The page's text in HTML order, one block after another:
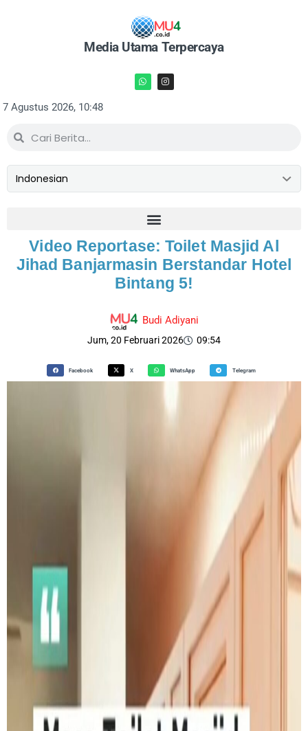
Media Utama Terpercaya
7 Agustus 2026, 10:48
Video Reportase: Toilet Masjid Al
Jihad Banjarmasin Berstandar Hotel
Bintang 5!
Budi Adiyani
Jum, 20 Februari 2026 09:54
Facebook X WhatsApp Telegram